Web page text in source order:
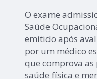
O exame
Saúde
emitido após
por um médico
que comprova as
saúde física e